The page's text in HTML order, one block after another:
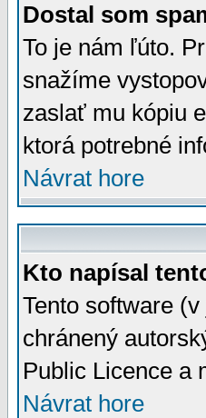
Dostal som
To je nám ľúto.
snažíme
zaslať mu kópiu
ktorá potrebné
Návrat hore
Kto napísal
Tento software
chránený
Public Licence a
Návrat hore